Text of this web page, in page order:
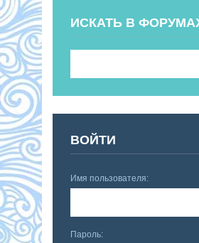
ИСКАТЬ В
ВОЙТИ
Имя пользователя:
Пароль: